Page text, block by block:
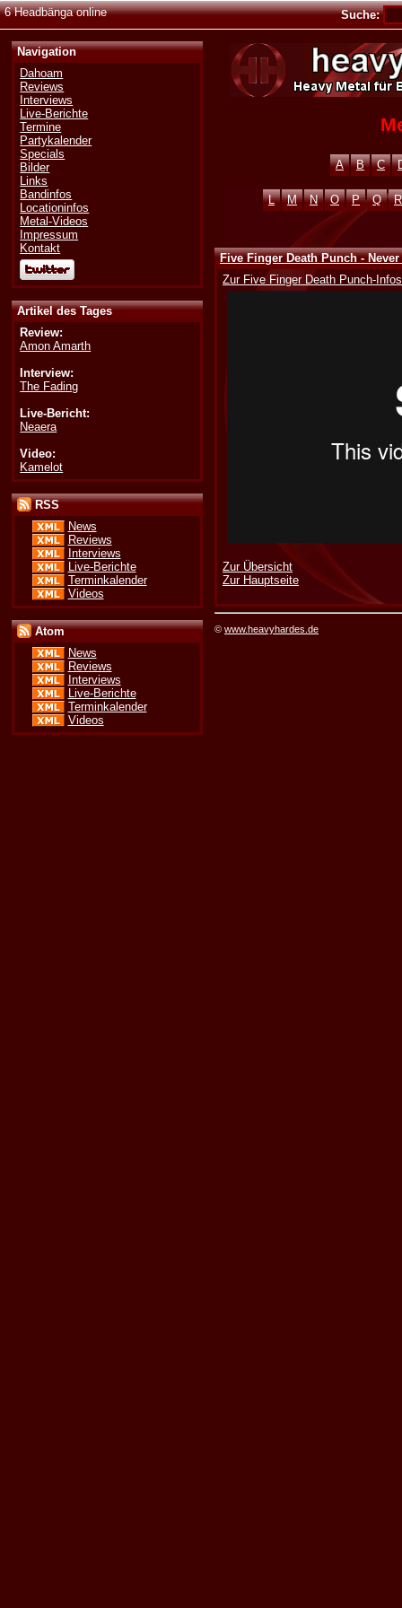
6 Headbänga online Suche:
Navigation
Dahoam
Reviews
Interviews
Live-Berichte
Termine
Partykalender
Specials
Bilder
Links
Bandinfos
Locationinfos
Metal-Videos
Impressum
Kontakt
Artikel des Tages
Review:
Amon Amarth
Interview:
The Fading
Live-Bericht:
Neaera
Video:
Kamelot
RSS
News
Reviews
Interviews
Live-Berichte
Terminkalender
Videos
Atom
News
Reviews
Interviews
Live-Berichte
Terminkalender
Videos
A B C
L M N O P Q R
Five Finger Death Punch -
Zur Five Finger Death Punch-
Zur Übersicht
Zur Hauptseite
©www.heavyhardes.de